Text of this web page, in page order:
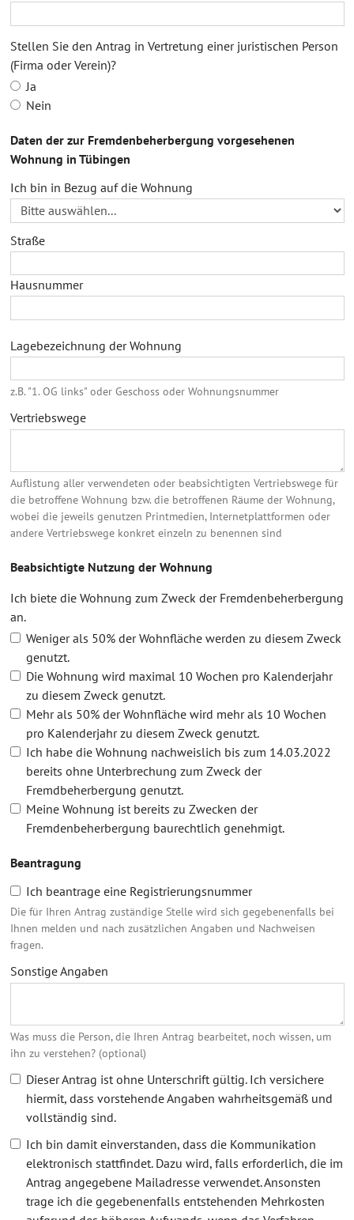
Stellen Sie den Antrag in Vertretung einer juristischen Person
(Firma oder Verein)?
Ja
Nein
Daten der zur Fremdenbeherbergung vorgesehenen
Wohnung in Tübingen
Ich bin in Bezug auf die Wohnung
Straße
Hausnummer
Lagebezeichnung der Wohnung
z.B. "1. OG links" oder Geschoss oder Wohnungsnummer
Vertriebswege
Auflistung aller verwendeten oder beabsichtigten Vertriebswege für
die betroffene Wohnung bzw. die betroffenen Räume der Wohnung,
wobei die jeweils genutzen Printmedien, Internetplattformen oder
andere Vertriebswege konkret einzeln zu benennen sind
Beabsichtigte Nutzung der Wohnung
Ich biete die Wohnung zum Zweck der Fremdenbeherbergung
an.
Weniger als 50% der Wohnfläche werden zu diesem Zweck
genutzt.
Die Wohnung wird maximal 10 Wochen pro Kalenderjahr
zu diesem Zweck genutzt.
Mehr als 50% der Wohnfläche wird mehr als 10 Wochen
pro Kalenderjahr zu diesem Zweck genutzt.
Ich habe die Wohnung nachweislich bis zum 14.03.2022
bereits ohne Unterbrechung zum Zweck der
Fremdbeherbergung genutzt.
Meine Wohnung ist bereits zu Zwecken der
Fremdenbeherbergung baurechtlich genehmigt.
Beantragung
Ich beantrage eine Registrierungsnummer
Die für Ihren Antrag zuständige Stelle wird sich gegebenenfalls bei
Ihnen melden und nach zusätzlichen Angaben und Nachweisen
fragen.
Sonstige Angaben
Was muss die Person, die Ihren Antrag bearbeitet, noch wissen, um
ihn zu verstehen? (optional)
Dieser Antrag ist ohne Unterschrift gültig. Ich versichere
hiermit, dass vorstehende Angaben wahrheitsgemäß und
vollständig sind.
Ich bin damit einverstanden, dass die Kommunikation
elektronisch stattfindet. Dazu wird, falls erforderlich, die im
Antrag angegebene Mailadresse verwendet. Ansonsten
trage ich die gegebenenfalls entstehenden Mehrkosten